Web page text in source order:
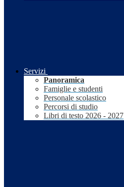
Servizi
Panoramica
Famiglie e studenti
Personale scolastico
Percorsi di studio
Libri di testo 2026 - 2027